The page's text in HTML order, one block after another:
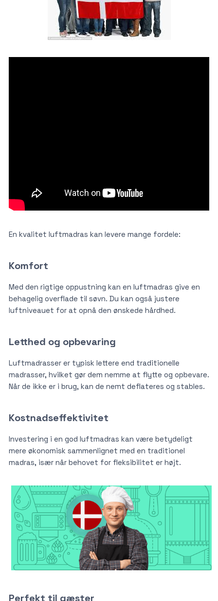
En kvalitet luftmadras kan levere mange fordele:
Komfort
Med den rigtige oppustning kan en luftmadras give en
behagelig overflade til søvn. Du kan også justere
luftniveauet for at opnå den ønskede hårdhed.
Letthed og opbevaring
Luftmadrasser er typisk lettere end traditionelle
madrasser, hvilket gør dem nemme at flytte og opbevare.
Når de ikke er i brug, kan de nemt deflateres og stables.
Kostnadseffektivitet
Investering i en god luftmadras kan være betydeligt
mere økonomisk sammenlignet med en traditionel
madras, især når behovet for fleksibilitet er højt.
Perfekt til gæster